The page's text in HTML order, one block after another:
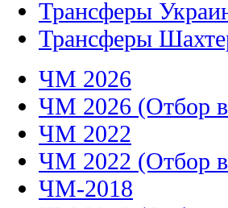
Трансферы
Трансферы
ЧМ 2026
ЧМ 2026 (Отбор
ЧМ 2022
ЧМ 2022 (Отбор
ЧМ-2018